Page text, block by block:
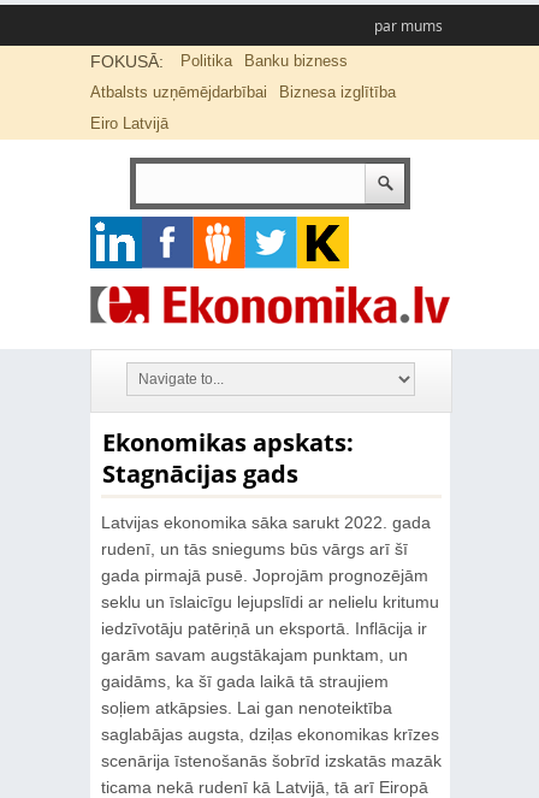
par mums
FOKUSĀ: Politika
Banku bizness
Atbalsts uzņēmējdarbībai
Biznesa izglītība
Eiro Latvijā
Ekonomikas apskats:
Stagnācijas gads
Latvijas ekonomika sāka sarukt 2022. gada
rudenī, un tās sniegums būs vārgs arī šī
gada pirmajā pusē. Joprojām prognozējām
seklu un īslaicīgu lejupslīdi ar nelielu kritumu
iedzīvotāju patēriņā un eksportā. Inflācija ir
garām savam augstākajam punktam, un
gaidāms, ka šī gada laikā tā straujiem
soļiem atkāpsies. Lai gan nenoteiktība
saglabājas augsta, dziļas ekonomikas krīzes
scenārija īstenošanās šobrīd izskatās mazāk
ticama nekā rudenī kā Latvijā, tā arī Eiropā